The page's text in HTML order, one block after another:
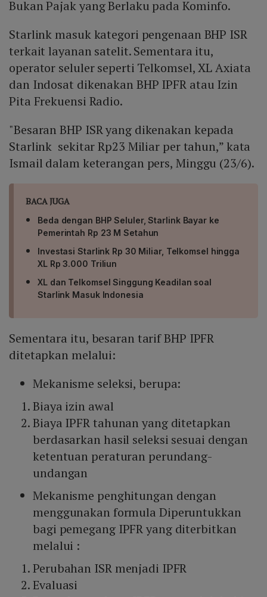
Bukan Pajak yang Berlaku pada Kominfo.
Starlink masuk kategori pengenaan BHP ISR
terkait layanan satelit. Sementara itu,
operator seluler seperti Telkomsel, XL Axiata
dan Indosat dikenakan BHP IPFR atau Izin
Pita Frekuensi Radio.
"Besaran BHP ISR yang dikenakan kepada
Starlink sekitar Rp23 Miliar per tahun,” kata
Ismail dalam keterangan pers, Minggu (23/6).
BACA JUGA
Beda dengan BHP Seluler, Starlink Bayar ke
Pemerintah Rp 23 M Setahun
Investasi Starlink Rp 30 Miliar, Telkomsel hingga
XL Rp 3.000 Triliun
XL dan Telkomsel Singgung Keadilan soal
Starlink Masuk Indonesia
Sementara itu, besaran tarif BHP IPFR
ditetapkan melalui:
Mekanisme seleksi, berupa:
Biaya izin awal
Biaya IPFR tahunan yang ditetapkan
berdasarkan hasil seleksi sesuai dengan
ketentuan peraturan perundang-
undangan
Mekanisme penghitungan dengan
menggunakan formula Diperuntukkan
bagi pemegang IPFR yang diterbitkan
melalui :
Perubahan ISR menjadi IPFR
Evaluasi